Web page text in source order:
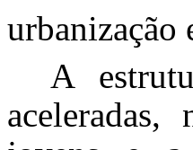
urbanização
A